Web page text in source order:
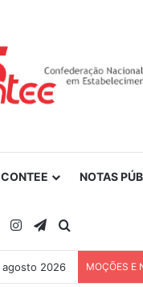
CONTEE NOTAS
YouTubeInstagramTelegram
2026 MOÇÕES E